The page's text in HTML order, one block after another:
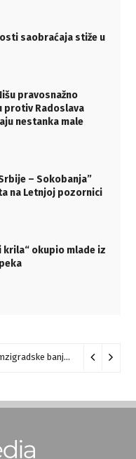
saobraćaja stiže u
pravosnažno
Radoslava
nestanka male
– Sokobanja”
na Letnjoj pozornici
krila“ okupio mlade iz
Saobraćajna nezgoda kod Gamzigradske banje 05/08/2026